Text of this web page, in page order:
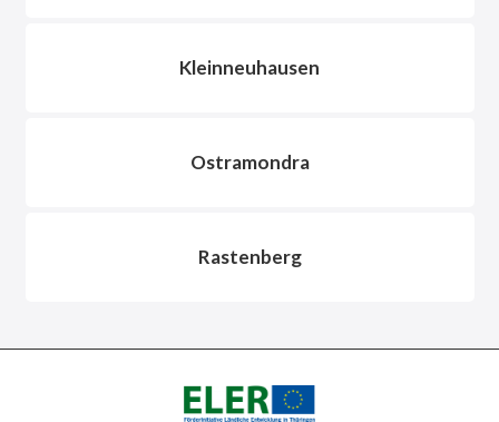
Kleinneuhausen
Ostramondra
Rastenberg